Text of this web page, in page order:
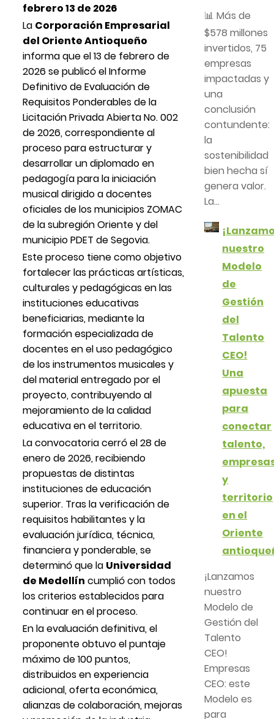
febrero 13 de 2026
La Corporación Empresarial
del Oriente Antioqueño
informa que el 13 de febrero de
2026 se publicó el Informe
Definitivo de Evaluación de
Requisitos Ponderables de la
Licitación Privada Abierta No. 002
de 2026, correspondiente al
proceso para estructurar y
desarrollar un diplomado en
pedagogía para la iniciación
musical dirigido a docentes
oficiales de los municipios ZOMAC
de la subregión Oriente y del
municipio PDET de Segovia.
Este proceso tiene como objetivo
fortalecer las prácticas artísticas,
culturales y pedagógicas en las
instituciones educativas
beneficiarias, mediante la
formación especializada de
docentes en el uso pedagógico
de los instrumentos musicales y
del material entregado por el
proyecto, contribuyendo al
mejoramiento de la calidad
educativa en el territorio.
La convocatoria cerró el 28 de
enero de 2026, recibiendo
propuestas de distintas
instituciones de educación
superior. Tras la verificación de
requisitos habilitantes y la
evaluación jurídica, técnica,
financiera y ponderable, se
determinó que la Universidad
de Medellín cumplió con todos
los criterios establecidos para
continuar en el proceso.
En la evaluación definitiva, el
proponente obtuvo el puntaje
máximo de 100 puntos,
distribuidos en experiencia
adicional, oferta económica,
alianzas de colaboración, mejoras
📊 Más de
$578 millones
invertidos, 75
empresas
impactadas y
una
conclusión
contundente:
la
sostenibilidad
bien hecha sí
genera valor.
La...
nuestro
Modelo
de
Gestión
del
Talento
CEO!
Una
apuesta
para
conectar
talento,
y
territorio
en el
Oriente
¡Lanzamos
nuestro
Modelo de
Gestión del
Talento
CEO!
Empresas
CEO: este
Modelo es
para